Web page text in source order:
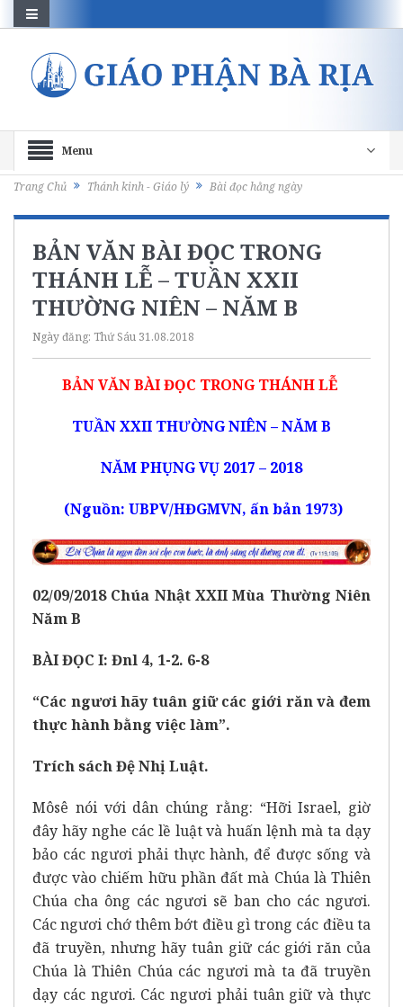
Menu
Trang Chủ Thánh kinh - Giáo lý Bài đọc hằng ngày
BẢN VĂN BÀI ĐỌC TRONG
THÁNH LỄ – TUẦN XXII
THƯỜNG NIÊN – NĂM B
Ngày đăng: Thứ Sáu 31.08.2018
BẢN VĂN BÀI ĐỌC TRONG THÁNH LỄ
TUẦN XXII THƯỜNG NIÊN – NĂM B
NĂM PHỤNG VỤ 2017 – 2018
(Nguồn: UBPV/HĐGMVN, ấn bản 1973)
02/09/2018 Chúa Nhật XXII Mùa Thường Niên
NămB
BÀI ĐỌC I: Đnl 4, 1-2. 6-8
“Các ngươi hãy tuân giữ các giới răn và đem
thực hành bằng việc làm”.
Trích sách Đệ Nhị Luật.
Môsê nói với dân chúng rằng: “Hỡi Israel, giờ
đây hãy nghe các lề luật và huấn lệnh mà ta dạy
bảo các ngươi phải thực hành, để được sống và
được vào chiếm hữu phần đất mà Chúa là Thiên
Chúa cha ông các ngươi sẽ ban cho các ngươi.
Các ngươi chớ thêm bớt điều gì trong các điều ta
đã truyền, nhưng hãy tuân giữ các giới răn của
Chúa là Thiên Chúa các ngươi mà ta đã truyền
dạy các ngươi. Các ngươi phải tuân giữ và thực